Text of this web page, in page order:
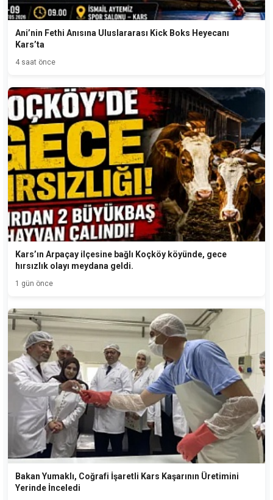
Ani’nin Fethi Anısına Uluslararası Kick Boks Heyecanı
Kars’ta
4 saat önce
Kars’ın Arpaçay ilçesine bağlı Koçköy köyünde, gece
hırsızlık olayı meydana geldi.
1 gün önce
Bakan Yumaklı, Coğrafi İşaretli Kars Kaşarının Üretimini
Yerinde İnceledi